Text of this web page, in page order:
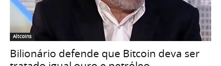
Altcoins
Bilionário defende que Bitcoin deva ser